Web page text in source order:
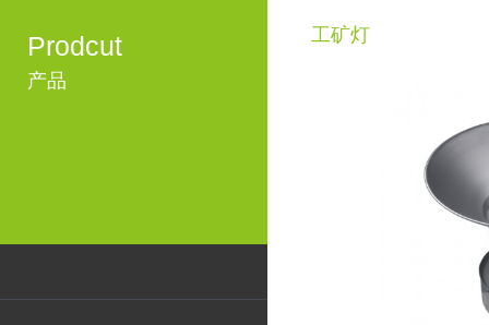
Prodcut
产品
工矿灯